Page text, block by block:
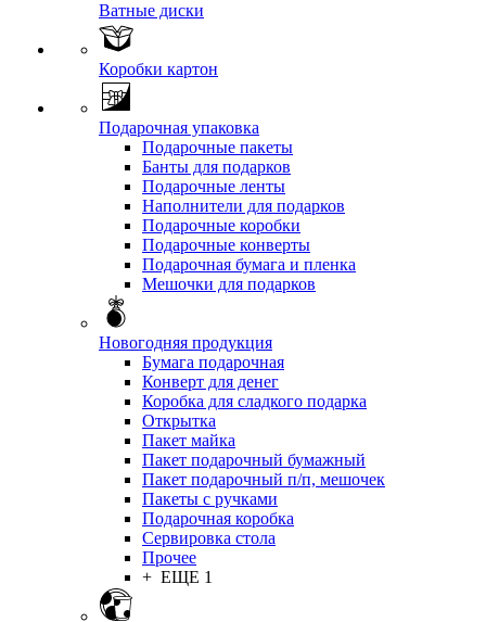
Ватные диски
Коробки картон
Подарочная упаковка
Подарочные пакеты
Банты для подарков
Подарочные ленты
Наполнители для подарков
Подарочные коробки
Подарочные конверты
Подарочная бумага и пленка
Мешочки для подарков
Новогодняя продукция
Бумага подарочная
Конверт для денег
Коробка для сладкого подарка
Открытка
Пакет майка
Пакет подарочный бумажный
Пакет подарочный п/п, мешочек
Пакеты с ручками
Подарочная коробка
Сервировка стола
Прочее
+ ЕЩЕ 1